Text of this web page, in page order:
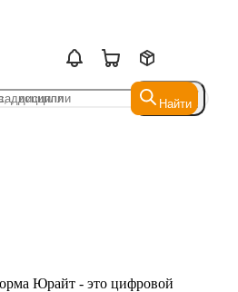
Найти
Найти
Юрайт - это цифровой